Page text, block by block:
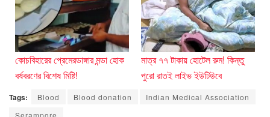
কোচবিহারের প্রেমেরডাঙ্গার মন্ডা হোক
বর্ষবরণের বিশেষ মিষ্টি!
মাত্র ৭৭ টাকায় হোটেল রুম! কিন্তু
পুরো রাতই লাইভ ইউটিউবে
Tags: Blood Blood donation
Indian Medical Association
Serampore